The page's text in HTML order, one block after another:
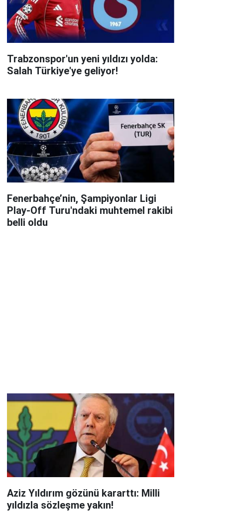
Trabzonspor'un yeni yıldızı yolda:
Salah Türkiye'ye geliyor!
Fenerbahçe’nin, Şampiyonlar Ligi
Play-Off Turu'ndaki muhtemel rakibi
belli oldu
Aziz Yıldırım gözünü kararttı: Milli
yıldızla sözleşme yakın!